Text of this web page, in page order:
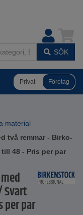
SÖK
Privat Företag
material
två remmar - Birko-
48 - Pris per par
Svart
per par